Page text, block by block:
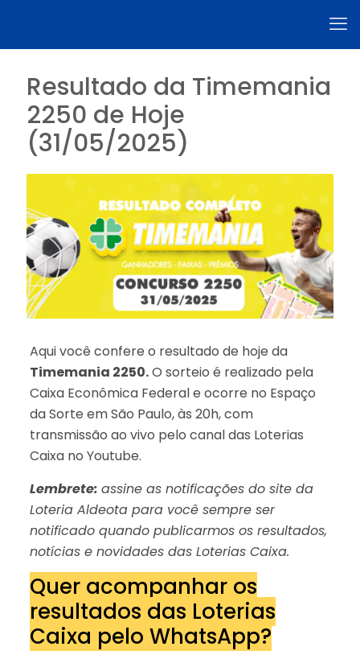
Resultado da Timemania
2250 de Hoje
(31/05/2025)
Aqui você confere o resultado de hoje da
Timemania 2250.O sorteio é realizado pela
Caixa Econômica Federal e ocorre no Espaço
da Sorte em São Paulo, às 20h, com
transmissão ao vivo pelo canal das Loterias
Caixa no Youtube.
Lembrete: assine as notificações do site da
Loteria Aldeota para você sempre ser
notificado quando publicarmos os resultados,
notícias e novidades das Loterias Caixa.
Quer acompanhar os
resultados das Loterias
Caixa pelo WhatsApp?